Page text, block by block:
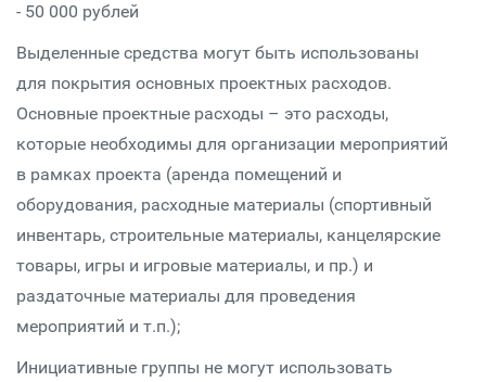
- 50 000 рублей
Выделенные средства могут быть использованы
для покрытия основных проектных расходов.
Основные проектные расходы – это расходы,
которые необходимы для организации мероприятий
в рамках проекта (аренда помещений и
оборудования, расходные материалы (спортивный
инвентарь, строительные материалы, канцелярские
товары, игры и игровые материалы, и пр.) и
раздаточные материалы для проведения
мероприятий и т.п.);
Инициативные группы не могут использовать